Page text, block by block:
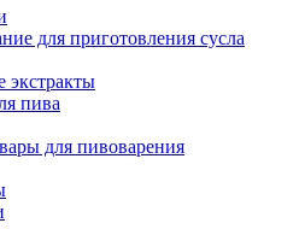
для приготовления сусла
экстракты
пива
для пивоварения